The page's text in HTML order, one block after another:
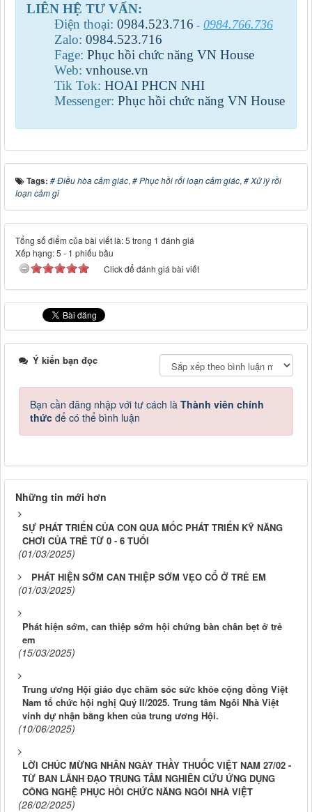
LIÊN HỆ TƯ VẤN:
Điện thoại: 0984.523.716 - 0984.766.736
Zalo: 0984.523.716
Fage: Phục hồi chức năng VN House
Web: vnhouse.vn
Tik Tok: HOAI PHCN NHI
Messenger: Phục hồi chức năng VN House
Tags: # Điều hòa cảm giác, # Phục hồi rối loạn cảm giác, # Xử lý rồi
loạn cảm gi
Tổng số điểm của bài viết là: 5 trong 1 đánh giá
Xếp hạng:5 - 1 phiếu bầu
Click để đánh giá bài viết
Ý kiến bạn đọc
Bạn cần đăng nhập với tư cách là Thành viên chính
thức để có thể bình luận
Những tin mới hơn
SỰ PHÁT TRIỂN CỦA CON QUA MỐC PHÁT TRIỂN KỸ NĂNG
CHƠI CỦA TRẺ TỪ 0 - 6 TUỔI
(01/03/2025)
PHÁT HIỆN SỚM CAN THIỆP SỚM VẸO CỔ Ở TRẺ EM
(01/03/2025)
Phát hiện sớm, can thiệp sớm hội chứng bàn chân bẹt ở trẻ
em
(15/03/2025)
Trung ương Hội giáo dục chăm sóc sức khỏe cộng đồng Việt
Nam tổ chức hội nghị Quý II/2025. Trung tâm Ngôi Nhà Việt
vinh dự nhận bằng khen của trung ương Hội.
(10/06/2025)
LỜI CHÚC MỪNG NHÂN NGÀY THẦY THUỐC VIỆT NAM 27/02 -
TỪ BAN LÃNH ĐẠO TRUNG TÂM NGHIÊN CỨU ỨNG DỤNG
CÔNG NGHỆ PHỤC HỒI CHỨC NĂNG NGÔI NHÀ VIỆT
(26/02/2025)